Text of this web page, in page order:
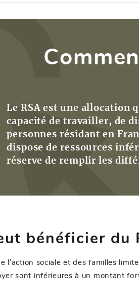
Le RSA est une allocation
capacité de travailler, de
personnes résidant en
dispose de ressources
réserve de remplir les
bénéficier du
l’action sociale et des familles
sont inférieures à un montant